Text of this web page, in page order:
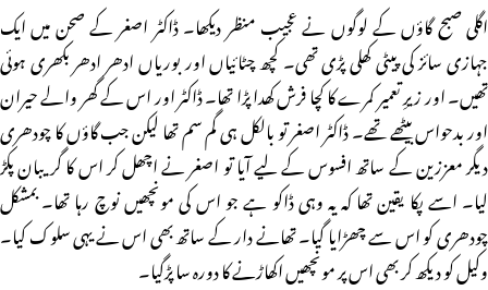
اگلی صبح گاؤں کے لوگوں نے عجیب منظر دیکھا۔ ڈاکٹر اصغر کے صحن میں ایک
جہازی سائز کی پیٹی کھلی پڑی تھی۔ کچھ چٹائیاں اور بوریاں ادھر ادھر بکھری ہوئی
تھیں۔ اور ز یرِ تعمیر کمرے کا کچا فرش کھدا پڑا تھا۔ ڈاکٹر اور اس کے گھر والے حیران
اور بدحواس بیٹھے تھے۔ ڈاکٹر اصغر تو بالکل ہی گم سم تھا لیکن جب گاؤں کا چودھری
دیگر معززین کے ساتھ افسوس کے لیے آیا تو اصغر نے اچھل کر اس کا گریبان پکڑ
لیا۔ اسے پکا یقین تھا کہ یہ وہی ڈاکو ہے جو اس کی مونچھیں نوچ رہا تھا۔ بمشکل
چودھری کو اس سے چھڑایا گیا۔ تھانے دار کے ساتھ بھی اس نے یہی سلوک کیا۔
وکیل کو دیکھ کر بھی اس پر مونچھیں اکھاڑنے کا دورہ سا پڑگیا۔